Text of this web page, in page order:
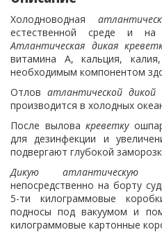
Холодноводная
естественной среде и
Атлантическая дикая
витамина А, кальция,
необходимым компонентом
Отлов атлантической дикой
производится в холодных
После выловакреветку
для дезинфекции и
подвергают глубокой
Дикую атлантическую
непосредственно на борту
5-ти килограммовые
подносы под вакуумом и
килограммовые картонные